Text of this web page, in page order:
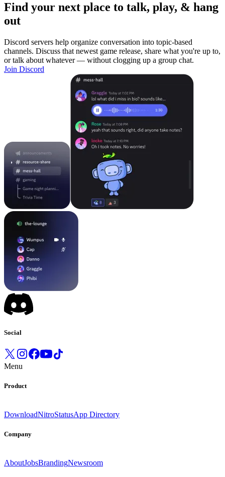
Find your next place to talk, play, & hang
out
Discord servers help organize conversation into topic-based
channels. Discuss that newest game release, share what you're up to,
or talk about whatever — without clogging up a group chat.
Join Discord
Social
Menu
Product
DownloadNitroStatusApp Directory
Company
AboutJobsBrandingNewsroom